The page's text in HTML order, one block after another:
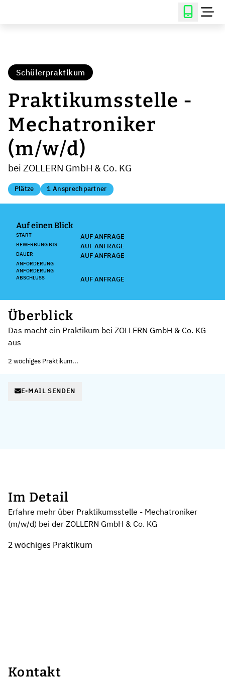
Schülerpraktikum
Praktikumsstelle -
Mechatroniker
(m/w/d)
bei ZOLLERN GmbH & Co. KG
Plätze 1 Ansprechpartner
Auf einen Blick
START AUF ANFRAGE
BEWERBUNG BIS AUF ANFRAGE
DAUER AUF ANFRAGE
ANFORDERUNG
ANFORDERUNG
ABSCHLUSS
AUF ANFRAGE
Überblick
Das macht ein Praktikum bei ZOLLERN GmbH & Co. KG
aus
2 wöchiges Praktikum...
E-MAIL SENDEN
Im Detail
Erfahre mehr über Praktikumsstelle - Mechatroniker
(m/w/d) bei der ZOLLERN GmbH & Co. KG
2 wöchiges Praktikum
Kontakt